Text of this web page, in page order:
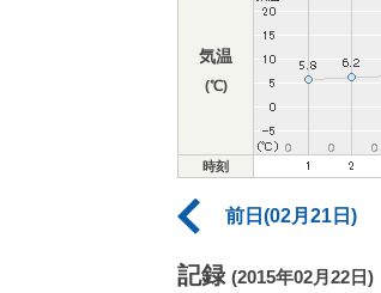
気温
(℃)
時刻
前日(02月21日)
記録 (2015年02月22日)